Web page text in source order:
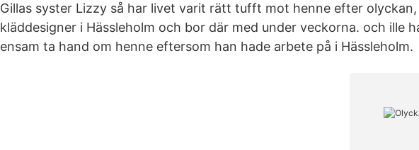
Gillas syster Lizzy så har livet varit rätt tufft mot henne efter
kläddesigner i Hässleholm och bor där med under veckorna. och ille
ensam ta hand om henne eftersom han hade arbete på i Hässleholm.